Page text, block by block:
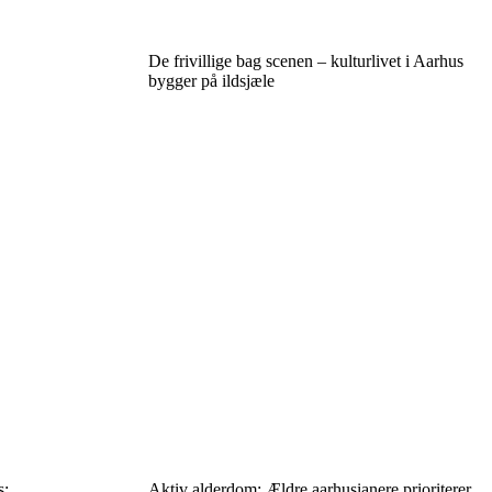
De frivillige bag scenen – kulturlivet i Aarhus
bygger på ildsjæle